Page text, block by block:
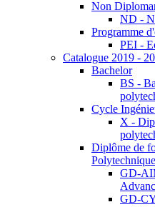
Non
ND -
Programme
PEI -
Catalogue 2019 -
Bachelor
BS -
Cycle
X -
Diplôme de
GD-
GD-